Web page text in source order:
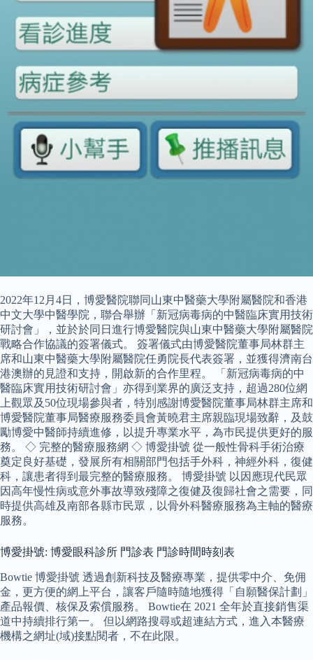
2022年12月4日，博愛醫院聯同山東中醫藥大學附屬醫院和香港
中文大學中醫學院，聯合舉辦「新冠病毒病的中醫臨床實用技術
研討會」，並於於同日進行博愛醫院與山東中醫藥大學附屬醫院
戰略合作協議的簽署儀式。 簽署儀式由博愛醫院董事局林群主
席和山東中醫藥大學附屬醫院任勇院長代表簽署，並獲得濟南台
港澳辦的見證和支持，開啟新的合作里程。 「新冠病毒病的中
醫臨床實用技術研討會」亦得到業界的廣泛支持，超過280位網
上觀眾及50位現場參與者，特別感謝博愛醫院董事局林群主席和
博愛醫院董事局醫療服務委員會黃曉君主席親臨現場致辭，及鼓
勵博愛中醫師持續進修，以提升專業水平，為巿民提供更好的服
務。 ◇ 完整的醫療服務網 ◇ 博愛掛號 從一般性骨科手術治療
奠定良好基礎，發展所有相關部門包括手外科，神經外科，復健
科，讓患者得到最完整的醫療服務。 博愛掛號 以因應現代民眾
因高年慢性病或意外事故導致殘障之復健及復歸社會之需要，同
時提供高雄及南部各縣市民眾，以骨外科醫療服務為主軸的醫療
服務。
博愛掛號: 博愛眼科診所 門診表 門診時間時刻表
Bowtie 博愛掛號 透過創新科技及醫療專業，提供零中介、免佣
金，更方便的網上平台，讓客戶隨時隨地獲得「自願醫保計劃」
產品報價、核保及索償服務。 Bowtie在 2021 全年於直接銷售渠
道中持續排行第一。 但以網路搜尋或超連結方式，進入本醫療
機構之網址(域)接點閱者，不在此限。